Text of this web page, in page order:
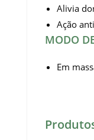
Alivia
Ação
MODO
Em